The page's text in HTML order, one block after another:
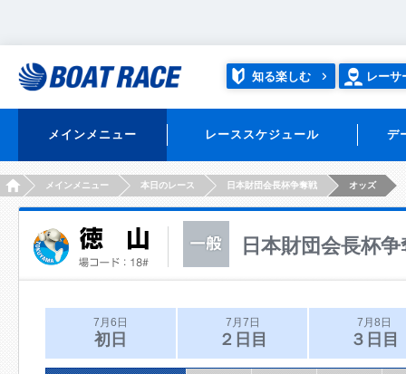
知る楽しむ レーサ
メインメニュー レーススケジュール デ
HOMEメインメニュー 本日のレース 日本財団会長杯争奪戦 オッズ
日本財団会長杯
7月6日
初日
7月7日
２日目
7月8日
３日目